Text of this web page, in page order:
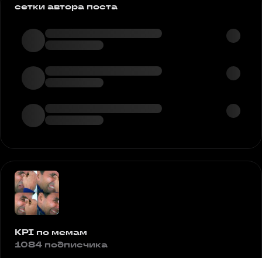
сетки автора поста
KPI по мемам
1084 подписчика